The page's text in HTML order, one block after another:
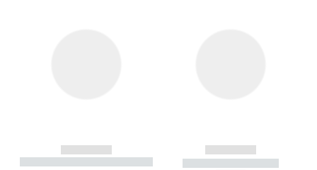
------------
----------- ----------- --------
------------
----------- -----------